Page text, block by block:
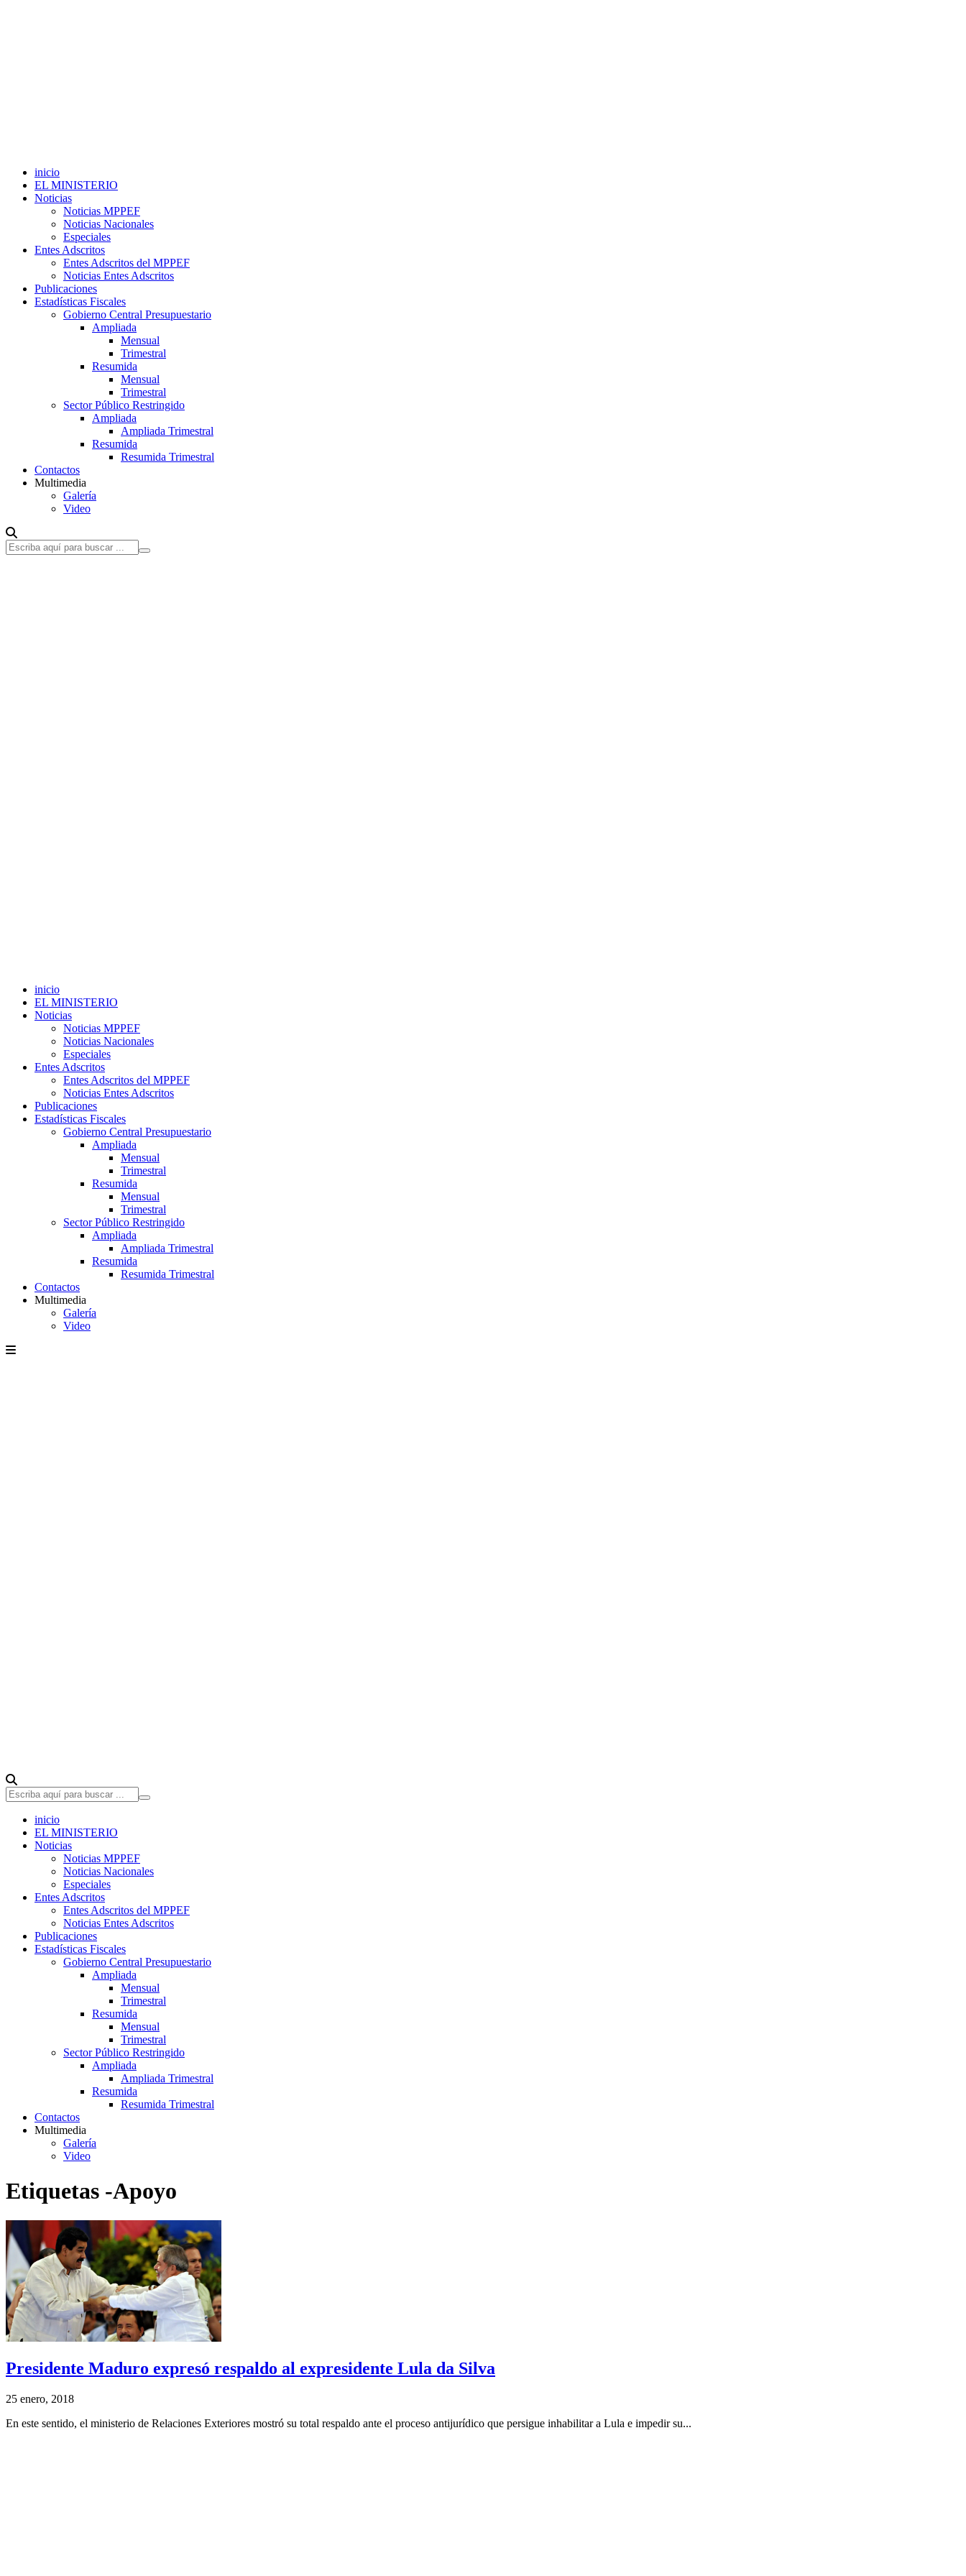
inicio
EL MINISTERIO
Noticias
Noticias MPPEF
Noticias Nacionales
Especiales
Entes Adscritos
Entes Adscritos del MPPEF
Noticias Entes Adscritos
Publicaciones
Estadísticas Fiscales
Gobierno Central Presupuestario
Ampliada
Mensual
Trimestral
Resumida
Mensual
Trimestral
Sector Público Restringido
Ampliada
Ampliada Trimestral
Resumida
Resumida Trimestral
Contactos
Multimedia
Galería
Video
inicio
EL MINISTERIO
Noticias
Noticias MPPEF
Noticias Nacionales
Especiales
Entes Adscritos
Entes Adscritos del MPPEF
Noticias Entes Adscritos
Publicaciones
Estadísticas Fiscales
Gobierno Central Presupuestario
Ampliada
Mensual
Trimestral
Resumida
Mensual
Trimestral
Sector Público Restringido
Ampliada
Ampliada Trimestral
Resumida
Resumida Trimestral
Contactos
Multimedia
Galería
Video
inicio
EL MINISTERIO
Noticias
Noticias MPPEF
Noticias Nacionales
Especiales
Entes Adscritos
Entes Adscritos del MPPEF
Noticias Entes Adscritos
Publicaciones
Estadísticas Fiscales
Gobierno Central Presupuestario
Ampliada
Mensual
Trimestral
Resumida
Mensual
Trimestral
Sector Público Restringido
Ampliada
Ampliada Trimestral
Resumida
Resumida Trimestral
Contactos
Multimedia
Galería
Video
Etiquetas -Apoyo
Presidente Maduro expresó respaldo al expresidente Lula da Silva
25 enero, 2018
En este sentido, el ministerio de Relaciones Exteriores mostró su total respaldo ante el proceso antijurídico que persigue inhabilitar a Lula e impedir su...